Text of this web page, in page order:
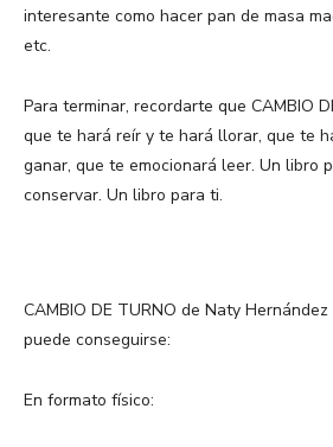
interesante como hacer pan de masa
etc.
Para terminar, recordarte que CAMBIO
que te hará reír y te hará llorar, que te
ganar, que te emocionará leer. Un libro
conservar. Un libro para ti.
CAMBIO DE TURNO de Naty
puede conseguirse:
En formato físico: